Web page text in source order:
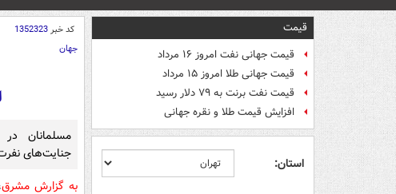
قیمت
قیمت جهانی نفت امروز ۱۶ مرداد
قیمت جهانی طلا امروز ۱۵ مرداد
قیمت نفت برنت به ۷۹ دلار رسید
افزایش قیمت طلا و نقره جهانی
استان:
کد خبر1352323
جهان
مسلمانان
جنایت‌های
به گزارش مشرق